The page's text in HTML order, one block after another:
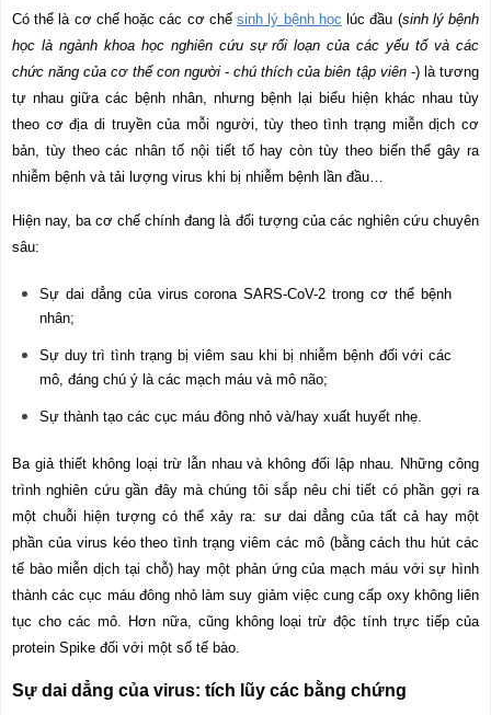
Có thể là cơ chế hoặc các cơ chếsinh lý bệnh học lúc đầu (sinh lý bệnh
học là ngành khoa học nghiên cứu sự rối loạn của các yếu tố và các
chức năng của cơ thể con người - chú thích của biên tập viên -) là tương
tự nhau giữa các bệnh nhân, nhưng bệnh lại biểu hiện khác nhau tùy
theo cơ địa di truyền của mỗi người, tùy theo tình trạng miễn dịch cơ
bản, tùy theo các nhân tố nội tiết tố hay còn tùy theo biến thể gây ra
nhiễm bệnh và tải lượng virus khi bị nhiễm bệnh lần đầu…
Hiện nay, ba cơ chế chính đang là đối tượng của các nghiên cứu chuyên
sâu:
Sự dai dẳng của virus corona SARS-CoV-2 trong cơ thể bệnh
nhân;
Sự duy trì tình trạng bị viêm sau khi bị nhiễm bệnh đối với các
mô, đáng chú ý là các mạch máu và mô não;
Sự thành tạo các cục máu đông nhỏ và/hay xuất huyết nhẹ.
Ba giả thiết không loại trừ lẫn nhau và không đối lập nhau. Những công
trình nghiên cứu gần đây mà chúng tôi sắp nêu chi tiết có phần gợi ra
một chuỗi hiện tượng có thể xảy ra: sư dai dẳng của tất cả hay một
phần của virus kéo theo tình trạng viêm các mô (bằng cách thu hút các
tế bào miễn dịch tại chỗ) hay một phản ứng của mạch máu với sự hình
thành các cục máu đông nhỏ làm suy giảm việc cung cấp oxy không liên
tục cho các mô. Hơn nữa, cũng không loại trừ độc tính trực tiếp của
protein Spike đối với một số tế bào.
Sự dai dẳng của virus: tích lũy các bằng chứng